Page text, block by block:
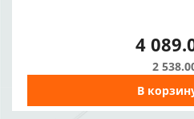
4
2
В